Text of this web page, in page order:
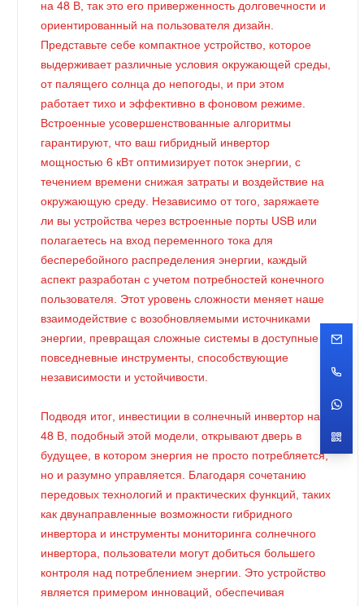
на 48 В, так это его приверженность долговечности и
ориентированный на пользователя дизайн.
Представьте себе компактное устройство, которое
выдерживает различные условия окружающей среды,
от палящего солнца до непогоды, и при этом
работает тихо и эффективно в фоновом режиме.
Встроенные усовершенствованные алгоритмы
гарантируют, что ваш гибридный инвертор
мощностью 6 кВт оптимизирует поток энергии, с
течением времени снижая затраты и воздействие на
окружающую среду. Независимо от того, заряжаете
ли вы устройства через встроенные порты USB или
полагаетесь на вход переменного тока для
бесперебойного распределения энергии, каждый
аспект разработан с учетом потребностей конечного
пользователя. Этот уровень сложности меняет наше
взаимодействие с возобновляемыми источниками
энергии, превращая сложные системы в доступные
повседневные инструменты, способствующие
независимости и устойчивости.
Подводя итог, инвестиции в солнечный инвертор на
48 В, подобный этой модели, открывают дверь в
будущее, в котором энергия не просто потребляется,
но и разумно управляется. Благодаря сочетанию
передовых технологий и практических функций, таких
как двунаправленные возможности гибридного
инвертора и инструменты мониторинга солнечного
инвертора, пользователи могут добиться большего
контроля над потреблением энергии. Это устройство
является примером инноваций, обеспечивая